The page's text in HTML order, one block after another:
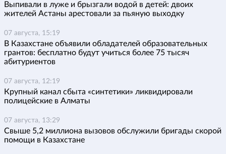
Выпивали в луже и брызгали водой в детей: двоих
жителей Астаны арестовали за пьяную выходку
07 августа, 15:19
В Казахстане объявили обладателей образовательных
грантов: бесплатно будут учиться более 75 тысяч
абитуриентов
07 августа, 12:19
Крупный канал сбыта «синтетики» ликвидировали
полицейские в Алматы
07 августа, 13:29
Свыше 5,2 миллиона вызовов обслужили бригады скорой
помощи в Казахстане